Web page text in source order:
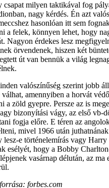
csapat milyen taktikával fog
nagy kérdés. Én azt
hasonlóan itt sem
a felek, könnyen lehet, hogy
Nagyon érdekes lesz
örvendenek, hiszen két
út van bennük a világ
valószínűség szerint jobb
amennyiben a horvát
a zöld gyepre. Persze az is
bizonyítási vágy, az első vb-
fogja előre. E téren az
mivel 1966 után
e történelemírás vagy Harry
esélyét, hogy a Bobby
vasárnap délután, az ma
forbes.com